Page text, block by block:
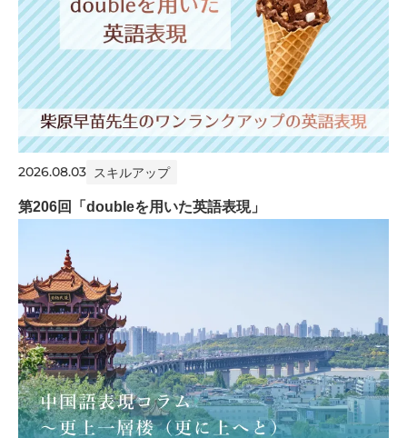
2026.08.03 スキルアップ
第206回「doubleを用いた英語表現」